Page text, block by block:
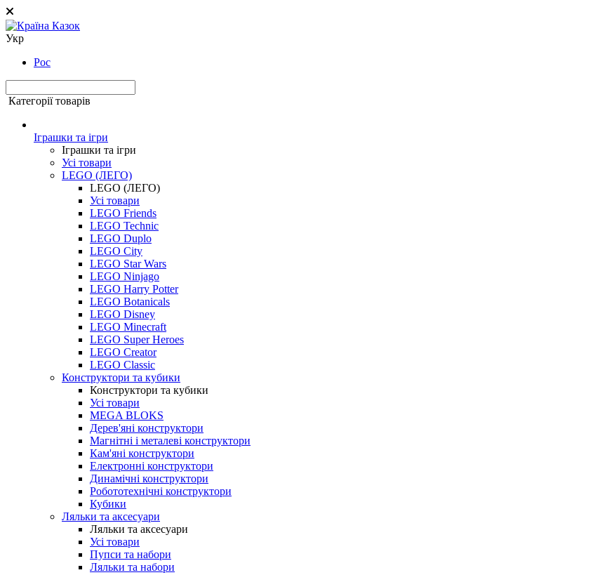
Укр
Рос
Категорії товарів
Іграшки та ігри
Іграшки та ігри
Усі товари
LEGO (ЛЕГО)
LEGO (ЛЕГО)
Усі товари
LEGO Friends
LEGO Technic
LEGO Duplo
LEGO City
LEGO Star Wars
LEGO Ninjago
LEGO Harry Potter
LEGO Botanicals
LEGO Disney
LEGO Minecraft
LEGO Super Heroes
LEGO Creator
LEGO Classic
Конструктори та кубики
Конструктори та кубики
Усі товари
MEGA BLOKS
Дерев'яні конструктори
Магнітні і металеві конструктори
Кам'яні конструктори
Електронні конструктори
Динамічні конструктори
Робототехнічні конструктори
Кубики
Ляльки та аксесуари
Ляльки та аксесуари
Усі товари
Пупси та набори
Ляльки та набори